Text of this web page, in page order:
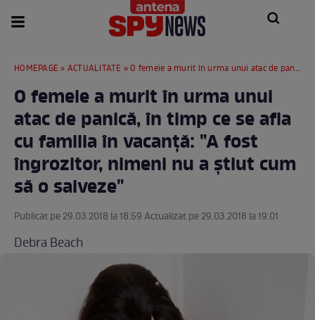
HOMEPAGE » ACTUALITATE » O femeie a murit în urma unui atac de panică, în timp ce se afla cu familia în vacanţă: "A fost îngrozitor, nimeni nu a ştiut cum să o salveze"
O femeie a murit în urma unui
atac de panică, în timp ce se afla
cu familia în vacanţă: "A fost
îngrozitor, nimeni nu a ştiut cum
să o salveze"
Publicat pe 29.03.2018 la 18:59 Actualizat pe 29.03.2018 la 19:01
Debra Beach